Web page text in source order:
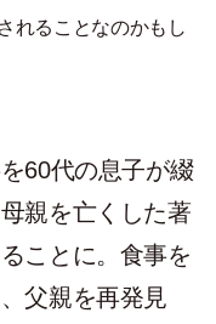
れることなのかもし
60代の息子が綴
親を亡くした著
ことに。食事を
父親を再発見